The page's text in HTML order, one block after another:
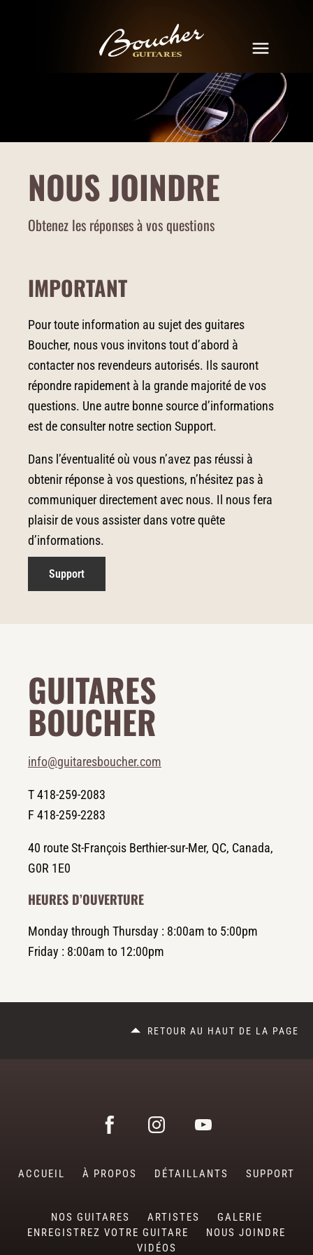
NOUS JOINDRE
Obtenez les réponses à vos questions
IMPORTANT
Pour toute information au sujet des guitares
Boucher, nous vous invitons tout d’abord à
contacter nos revendeurs autorisés. Ils sauront
répondre rapidement à la grande majorité de vos
questions. Une autre bonne source d’informations
est de consulter notre section Support.
Dans l’éventualité où vous n’avez pas réussi à
obtenir réponse à vos questions, n’hésitez pas à
communiquer directement avec nous. Il nous fera
plaisir de vous assister dans votre quête
d’informations.
Support
GUITARES
BOUCHER
info@guitaresboucher.com
T 418-259-2083
F 418-259-2283
40 route St-François Berthier-sur-Mer, QC, Canada,
G0R 1E0
HEURES D’OUVERTURE
Monday through Thursday : 8:00am to 5:00pm
Friday : 8:00am to 12:00pm
RETOUR AU HAUT DE LA PAGE
ACCUEIL À PROPOS DÉTAILLANTS SUPPORT
NOS GUITARES ARTISTES
GALERIE
ENREGISTREZ VOTRE GUITARE
NOUS JOINDRE
VIDÉOS